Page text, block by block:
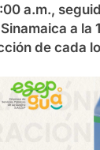
a.m.,
a la
de cada